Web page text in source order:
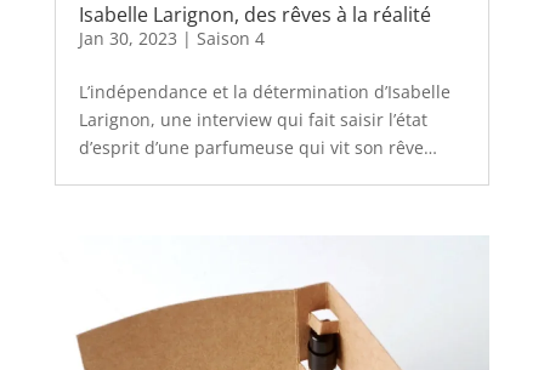
Isabelle Larignon, des rêves à la réalité
Jan 30, 2023 | Saison 4
L’indépendance et la détermination d’Isabelle
Larignon, une interview qui fait saisir l’état
d’esprit d’une parfumeuse qui vit son rêve…